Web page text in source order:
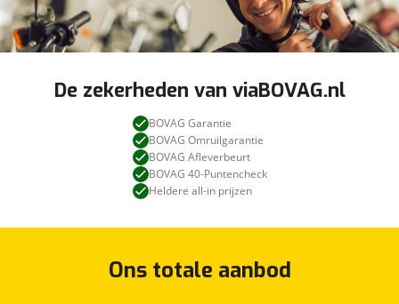
De zekerheden van viaBOVAG.nl
BOVAG Garantie
BOVAG Omruilgarantie
BOVAG Afleverbeurt
BOVAG 40-Puntencheck
Heldere all-in prijzen
Ons totale aanbod